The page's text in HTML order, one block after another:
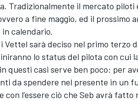
Tradizionalmente il mercato piloti
a fine maggio, ed il prossimo
calendario.
sarà deciso nel primo terzo
lo status del pilota con cui
questi casi serve ben poco: per
da spendere nel presente in un
l’essere ciò che Seb avrà fatto